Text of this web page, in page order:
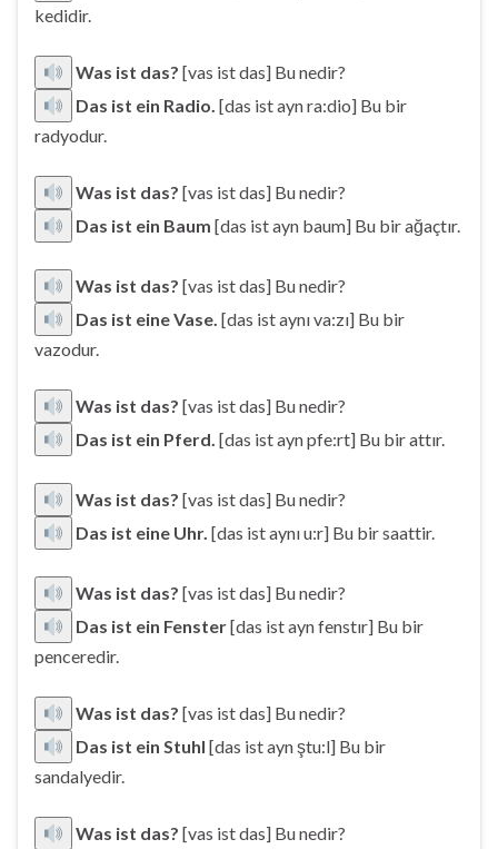
kedidir.
Was ist das? [vas ist das] Bu nedir?
Das ist ein Radio. [das ist ayn ra:dio] Bu bir
radyodur.
Was ist das? [vas ist das] Bu nedir?
Das ist ein Baum [das ist ayn baum] Bu bir ağaçtır.
Was ist das? [vas ist das] Bu nedir?
Das ist eine Vase. [das ist aynı va:zı] Bu bir
vazodur.
Was ist das? [vas ist das] Bu nedir?
Das ist ein Pferd. [das ist ayn pfe:rt] Bu bir attır.
Was ist das? [vas ist das] Bu nedir?
Das ist eine Uhr. [das ist aynı u:r] Bu bir saattir.
Was ist das? [vas ist das] Bu nedir?
Das ist ein Fenster[das ist ayn fenstır] Bu bir
penceredir.
Was ist das? [vas ist das] Bu nedir?
Das ist ein Stuhl [das ist ayn ştu:l] Bu bir
sandalyedir.
Was ist das? [vas ist das] Bu nedir?